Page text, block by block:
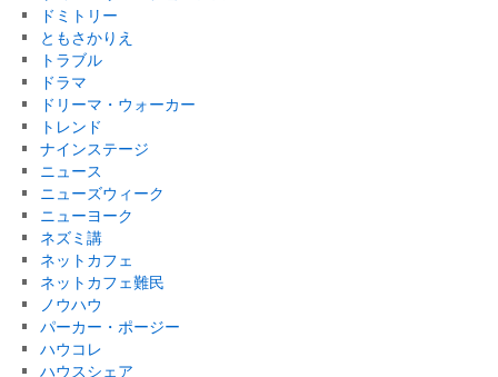
ドミトリー
ともさかりえ
トラブル
ドラマ
ドリーマ・ウォーカー
トレンド
ナインステージ
ニュース
ニューズウィーク
ニューヨーク
ネズミ講
ネットカフェ
ネットカフェ難民
ノウハウ
パーカー・ポージー
ハウコレ
ハウスシェア